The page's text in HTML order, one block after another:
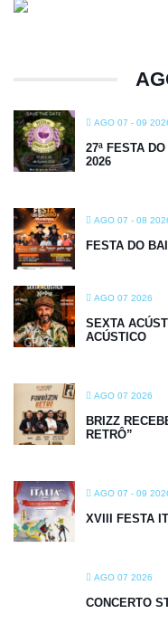
AGO 07 - 09
27ª FESTA
2026
AGO 07 - 08
FESTA DO
AGO 07 2026
SEXTA
ACÚSTICO
AGO 07 2026
BRIZZ
RETRÔ”
AGO 07 - 09
XVIII FESTA
AGO 07 2026
CONCERTO